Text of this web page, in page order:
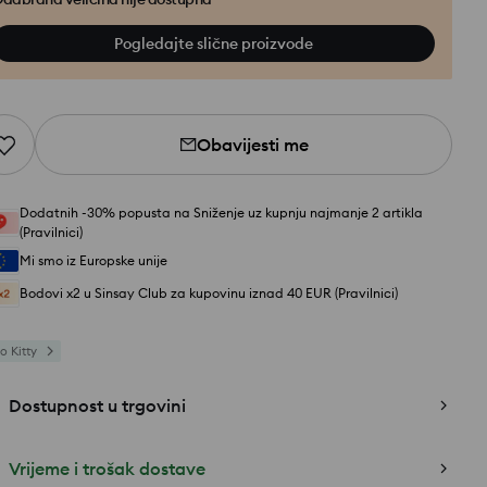
Pogledajte slične proizvode
Obavijesti me
Dodatnih -30% popusta na Sniženje uz kupnju najmanje 2 artikla
(Pravilnici)
Mi smo iz Europske unije
Bodovi x2 u Sinsay Club za kupovinu iznad 40 EUR (Pravilnici)
Kitty
Dostupnost u trgovini
Vrijeme i trošak dostave